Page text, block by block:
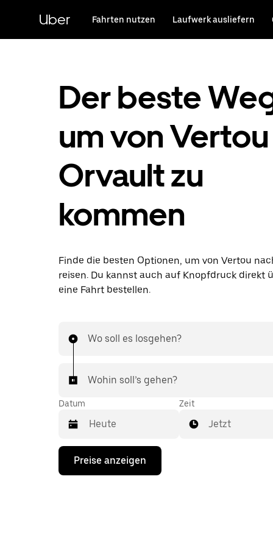
HauptinhaltUber Fahrten nutzen Laufwerk ausliefern
Der beste
um von
Orvault zu
kommen
Finde die besten Optionen, um von Vertou
reisen. Du kannst auch auf Knopfdruck direkt
eine Fahrt bestellen.
Wo soll es losgehen?
Wohin soll’s gehen?
Datum
Drücke
Nach-
Zeit
Jetzt
Preise anzeigen